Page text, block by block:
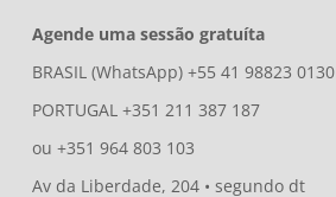
Agende uma sessão gratuíta
BRASIL (WhatsApp) +55 41 98823 0130
PORTUGAL +351 211 387 187
ou +351 964 803 103
Av da Liberdade, 204 • segundo dt